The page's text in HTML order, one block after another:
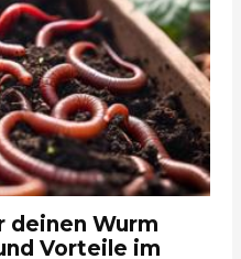
deinen Wurm
Vorteile im